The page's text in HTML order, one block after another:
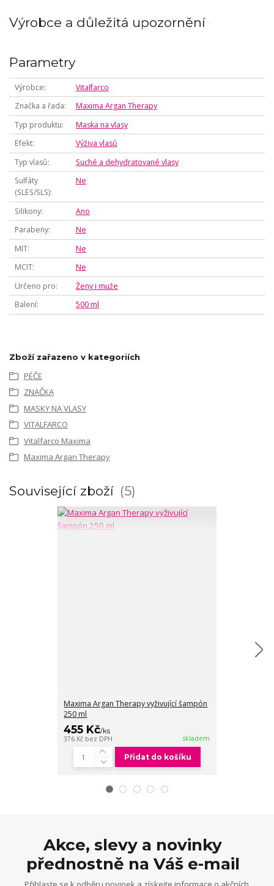
Výrobce a důležitá upozornění
Parametry
Výrobce
Vitalfarco
Značka a řada
Maxima Argan Therapy
Typ produktu
Maska na vlasy
Efekt
Výživa vlasů
Typ vlasů
Suché a dehydratované vlasy
Sulfáty
(SLES/SLS)
Ne
Silikony
Ano
Parabeny
Ne
MIT
Ne
MCIT
Ne
Určeno pro
Ženy i muže
Balení
500 ml
Zboží zařazeno v kategoriích
PÉČE
ZNAČKA
MASKY NA VLASY
VITALFARCO
Vitalfarco Maxima
Maxima Argan Therapy
Související zboží 5
Maxima Argan Therapy vyživující šampón
250 ml
455 Kč/ks
376 Kč bez DPH skladem
Přidat do košíku
Akce, slevy a novinky
přednostně na Váš e-mail